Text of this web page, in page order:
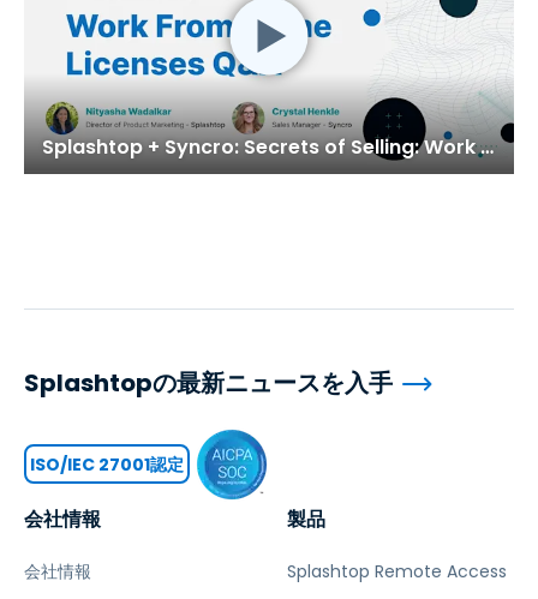
Splashtop + Syncro: Secrets of Selling: Work From Home Licenses Q&A
会社情報
会社情報
製品
Splashtop Remote Access
Splashtopの最新ニュースを入手
ISO/IEC 27001認定